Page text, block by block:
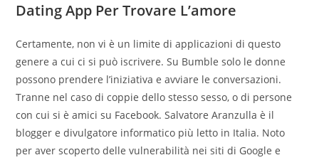
Dating App Per Trovare L’amore
Certamente, non vi è un limite di applicazioni di questo
genere a cui ci si può iscrivere. Su Bumble solo le donne
possono prendere l’iniziativa e avviare le conversazioni.
Tranne nel caso di coppie dello stesso sesso, o di persone
con cui si è amici su Facebook. Salvatore Aranzulla è il
blogger e divulgatore informatico più letto in Italia. Noto
per aver scoperto delle vulnerabilità nei siti di Google e